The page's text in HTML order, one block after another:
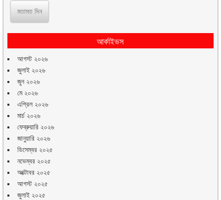
আর্কাইভস
আগস্ট ২০২৬
জুলাই ২০২৬
জুন ২০২৬
মে ২০২৬
এপ্রিল ২০২৬
মার্চ ২০২৬
ফেব্রুয়ারি ২০২৬
জানুয়ারি ২০২৬
ডিসেম্বর ২০২৫
নভেম্বর ২০২৫
অক্টোবর ২০২৫
আগস্ট ২০২৫
জুলাই ২০২৫